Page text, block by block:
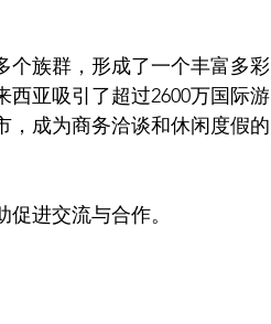
个族群，形成了一个丰富多彩
西亚吸引了超过2600万国际游
，成为商务洽谈和休闲度假的
进交流与合作。